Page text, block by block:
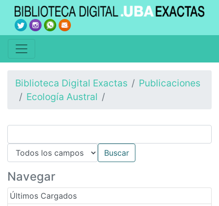
Biblioteca Digital Exactas
Publicaciones
Ecología Austral
Navegar
Últimos Cargados